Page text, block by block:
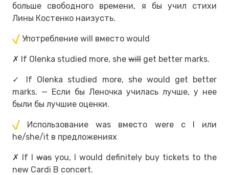
больше свободного времени, я бы учил стихи
Лины Костенко наизусть.
Употребление will вместо would
✗ If Olenka studied more, she will get better marks.
✓ If Olenka studied more, she would get better
marks. — Если бы Леночка училась лучше, у нее
были бы лучшие оценки.
Использование was вместо were с I или
he/she/it в предложениях
✗ If I was you, I would definitely buy tickets to the
new Cardi B concert.